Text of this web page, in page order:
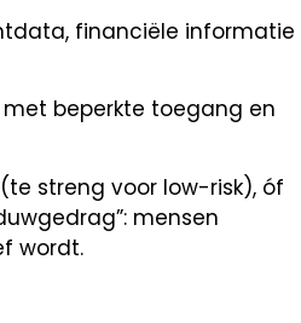
financiële informatie
beperkte toegang en
streng voor low-risk), óf
mensen
wordt.